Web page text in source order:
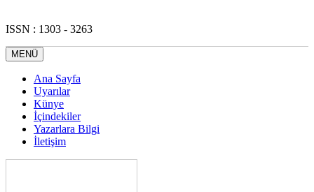
ISSN : 1303 - 3263
MENÜ
Ana Sayfa
Uyarılar
Künye
İçindekiler
Yazarlara Bilgi
İletişim